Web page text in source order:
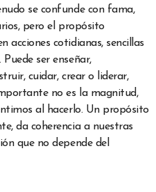
se confunde con fama,
pero el propósito
acciones cotidianas, sencillas
ser enseñar,
cuidar, crear o liderar,
no es la magnitud,
al hacerlo. Un propósito
da coherencia a nuestras
que no depende del